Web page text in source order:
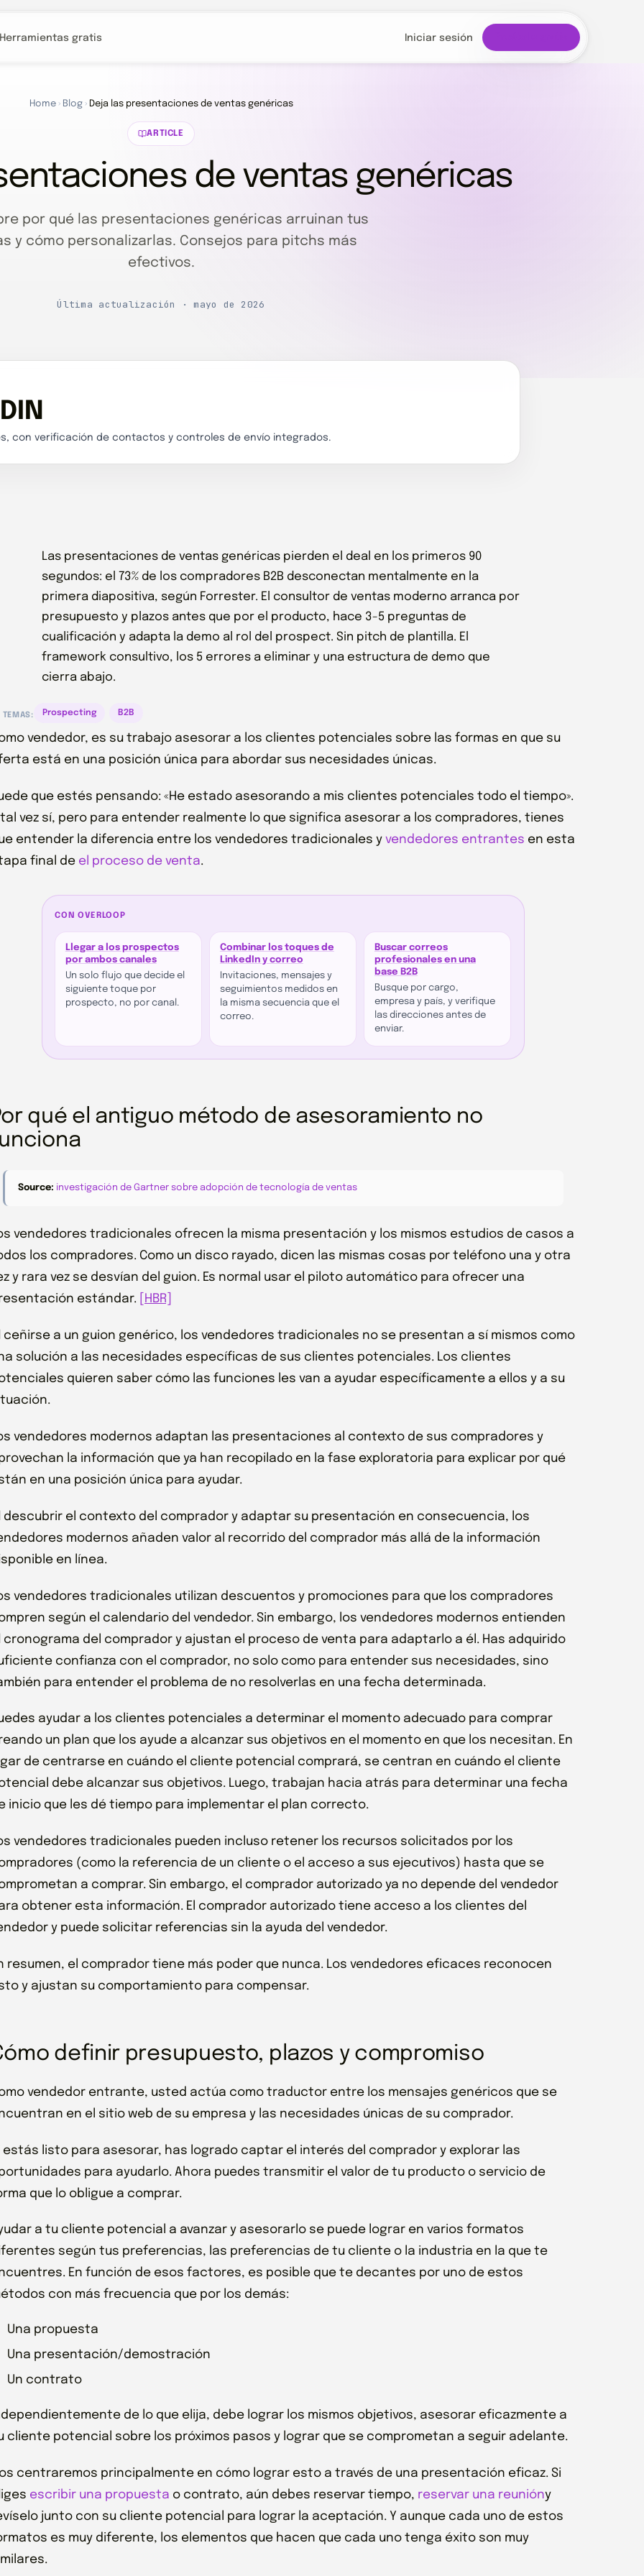
Herramientas gratis Iniciar sesión
Home › Blog › Deja las presentaciones de ventas genéricas
ARTICLE
de ventas genéricas
por qué las presentaciones genéricas arruinan tus
y cómo personalizarlas. Consejos para pitchs más
efectivos.
Última actualización · mayo de 2026
con verificación de contactos y controles de envío integrados.
Las presentaciones de ventas genéricas pierden el deal en los primeros 90
segundos: el 73% de los compradores B2B desconectan mentalmente en la
primera diapositiva, según Forrester. El consultor de ventas moderno arranca por
presupuesto y plazos antes que por el producto, hace 3-5 preguntas de
cualificación y adapta la demo al rol del prospect. Sin pitch de plantilla. El
framework consultivo, los 5 errores a eliminar y una estructura de demo que
cierra abajo.
TEMAS: Prospecting B2B
vendedor, es su trabajo asesorar a los clientes potenciales sobre las formas en que su
está en una posición única para abordar sus necesidades únicas.
que estés pensando: «He estado asesorando a mis clientes potenciales todo el tiempo».
tal vez sí, pero para entender realmente lo que significa asesorar a los compradores, tienes
entender la diferencia entre los vendedores tradicionales y vendedores entrantes en esta
final de el proceso de venta.
CON OVERLOOP
Llegar a los prospectos
por ambos canales
Un solo flujo que decide el
siguiente toque por
prospecto, no por canal.
Combinar los toques de
LinkedIn y correo
Invitaciones, mensajes y
seguimientos medidos en
la misma secuencia que el
correo.
Buscar correos
profesionales en una
base B2B
Busque por cargo,
empresa y país, y verifique
las direcciones antes de
enviar.
qué el antiguo método de asesoramiento no
Source: investigación de Gartner sobre adopción de tecnología de ventas
vendedores tradicionales ofrecen la misma presentación y los mismos estudios de casos a
los compradores. Como un disco rayado, dicen las mismas cosas por teléfono una y otra
y rara vez se desvían del guion. Es normal usar el piloto automático para ofrecer una
estándar.
[HBR]
ceñirse a un guion genérico, los vendedores tradicionales no se presentan a sí mismos como
solución a las necesidades específicas de sus clientes potenciales. Los clientes
quieren saber cómo las funciones les van a ayudar específicamente a ellos y a su
vendedores modernos adaptan las presentaciones al contexto de sus compradores y
la información que ya han recopilado en la fase exploratoria para explicar por qué
en una posición única para ayudar.
descubrir el contexto del comprador y adaptar su presentación en consecuencia, los
modernos añaden valor al recorrido del comprador más allá de la información
en línea.
vendedores tradicionales utilizan descuentos y promociones para que los compradores
según el calendario del vendedor. Sin embargo, los vendedores modernos entienden
cronograma del comprador y ajustan el proceso de venta para adaptarlo a él. Has adquirido
confianza con el comprador, no solo como para entender sus necesidades, sino
para entender el problema de no resolverlas en una fecha determinada.
ayudar a los clientes potenciales a determinar el momento adecuado para comprar
un plan que los ayude a alcanzar sus objetivos en el momento en que los necesitan. En
de centrarse en cuándo el cliente potencial comprará, se centran en cuándo el cliente
debe alcanzar sus objetivos. Luego, trabajan hacia atrás para determinar una fecha
inicio que les dé tiempo para implementar el plan correcto.
vendedores tradicionales pueden incluso retener los recursos solicitados por los
(como la referencia de un cliente o el acceso a sus ejecutivos) hasta que se
a comprar. Sin embargo, el comprador autorizado ya no depende del vendedor
obtener esta información. El comprador autorizado tiene acceso a los clientes del
y puede solicitar referencias sin la ayuda del vendedor.
resumen, el comprador tiene más poder que nunca. Los vendedores eficaces reconocen
y ajustan su comportamiento para compensar.
definir presupuesto, plazos y compromiso
vendedor entrante, usted actúa como traductor entre los mensajes genéricos que se
en el sitio web de su empresa y las necesidades únicas de su comprador.
estás listo para asesorar, has logrado captar el interés del comprador y explorar las
para ayudarlo. Ahora puedes transmitir el valor de tu producto o servicio de
que lo obligue a comprar.
a tu cliente potencial a avanzar y asesorarlo se puede lograr en varios formatos
según tus preferencias, las preferencias de tu cliente o la industria en la que te
En función de esos factores, es posible que te decantes por uno de estos
con más frecuencia que por los demás:
Una propuesta
Una presentación/demostración
Un contrato
de lo que elija, debe lograr los mismos objetivos, asesorar eficazmente a
cliente potencial sobre los próximos pasos y lograr que se comprometan a seguir adelante.
centraremos principalmente en cómo lograr esto a través de una presentación eficaz. Si
escribir una propuesta o contrato, aún debes reservar tiempo, reservar una reunióny
junto con su cliente potencial para lograr la aceptación. Y aunque cada uno de estos
es muy diferente, los elementos que hacen que cada uno tenga éxito son muy